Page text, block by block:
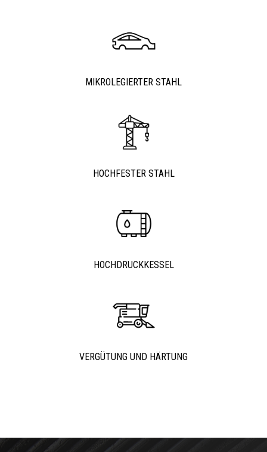
MIKROLEGIERTER STAHL
HOCHFESTER STAHL
HOCHDRUCKKESSEL
VERGÜTUNG UND HÄRTUNG